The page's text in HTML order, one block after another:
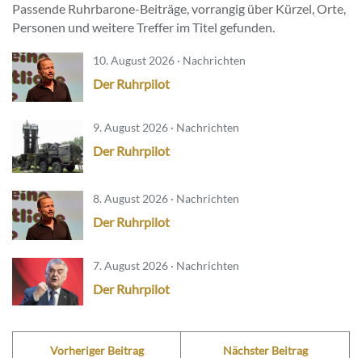
Passende Ruhrbarone-Beiträge, vorrangig über Kürzel, Orte,
Personen und weitere Treffer im Titel gefunden.
10. August 2026 · Nachrichten
Der Ruhrpilot
9. August 2026 · Nachrichten
Der Ruhrpilot
8. August 2026 · Nachrichten
Der Ruhrpilot
7. August 2026 · Nachrichten
Der Ruhrpilot
Vorheriger Beitrag Nächster Beitrag